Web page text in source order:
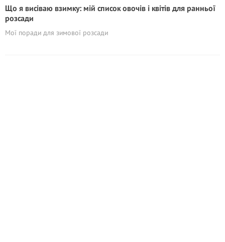
Що я висіваю взимку: мій список овочів і квітів для ранньої
розсади
Мої поради для зимової розсади